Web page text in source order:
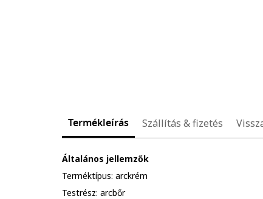
Termékleírás Szállítás & fizetés
Általános jellemzők
Terméktípus: arckrém
Testrész: arcbőr